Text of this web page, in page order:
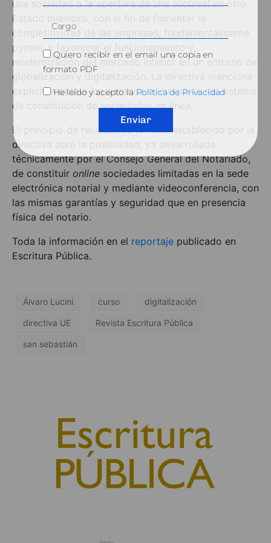
una sociedad o la apertura de una sucursal en otro
Estado miembro, con el fin de fomentar la
competitividad de las empresas, fundamentalmente
pymes, y favorecer el funcionamiento y
modernización del mercado interior en un entorno de
globalización y digitalización. La directiva menciona
explícitamente a los notarios como parte del sistema
de constitución de sociedades en línea.
El principio de neutralidad jurídica establecido por la
directiva abre la posibilidad, ya desarrollada
técnicamente por el Consejo General del Notariado,
de constituir online sociedades limitadas en la sede
electrónica notarial y mediante videoconferencia, con
las mismas garantías y seguridad que en presencia
física del notario.
Toda la información en el reportaje publicado en
Escritura Pública.
Álvaro Lucini curso digitalización
directiva UE Revista Escritura Pública
san sebastián
Quiero recibir en el email una copia en
formato PDF
He leído y acepto la Política de Privacidad
Enviar